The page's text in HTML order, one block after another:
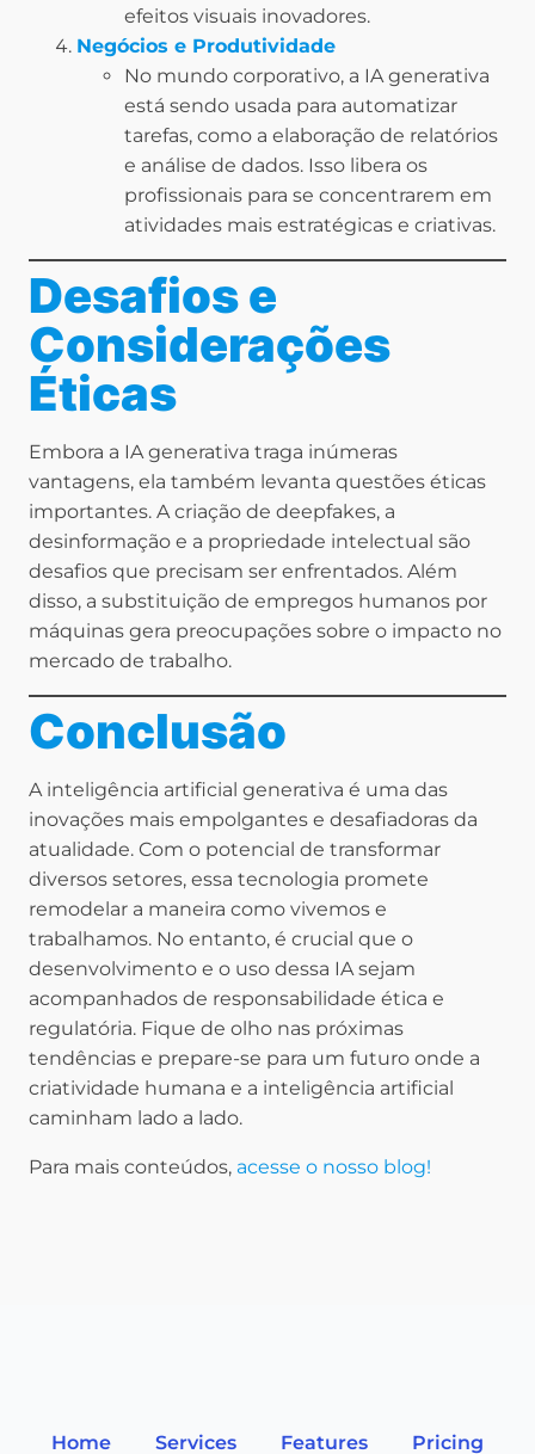
efeitos visuais inovadores.
Negócios e Produtividade
No mundo corporativo, a IA generativa
está sendo usada para automatizar
tarefas, como a elaboração de relatórios
e análise de dados. Isso libera os
profissionais para se concentrarem em
atividades mais estratégicas e criativas.
Desafios e
Considerações
Éticas
Embora a IA generativa traga inúmeras
vantagens, ela também levanta questões éticas
importantes. A criação de deepfakes, a
desinformação e a propriedade intelectual são
desafios que precisam ser enfrentados. Além
disso, a substituição de empregos humanos por
máquinas gera preocupações sobre o impacto no
mercado de trabalho.
Conclusão
A inteligência artificial generativa é uma das
inovações mais empolgantes e desafiadoras da
atualidade. Com o potencial de transformar
diversos setores, essa tecnologia promete
remodelar a maneira como vivemos e
trabalhamos. No entanto, é crucial que o
desenvolvimento e o uso dessa IA sejam
acompanhados de responsabilidade ética e
regulatória. Fique de olho nas próximas
tendências e prepare-se para um futuro onde a
criatividade humana e a inteligência artificial
caminham lado a lado.
Para mais conteúdos, acesse o nosso blog!
Home Services Features Pricing